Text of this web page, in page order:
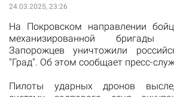
24.03.2025, 23:26
На Покровском направлении
механизированной
Запорожцев уничтожили
"Град". Об этом сообщает пресс-
Пилоты ударных дронов